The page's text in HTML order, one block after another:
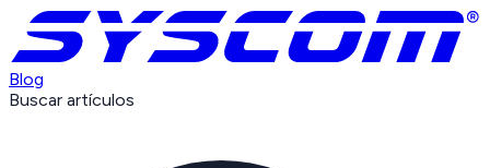
Blog
Buscar artículos